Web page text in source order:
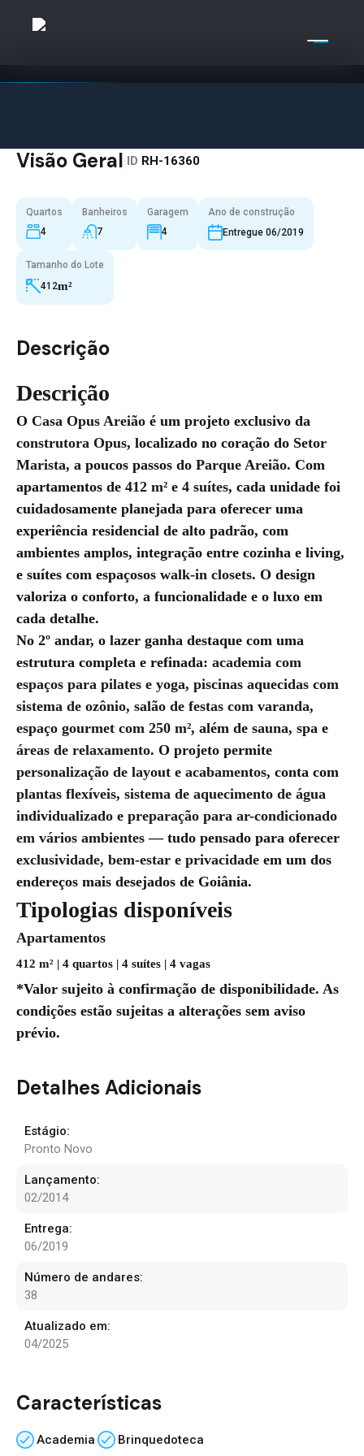
Visão Geral ID RH-16360
Quartos
4
Banheiros
7
Garagem
4
Ano de construção
Entregue 06/2019
Tamanho do Lote
412m²
Descrição
Descrição
O Casa Opus Areião é um projeto exclusivo da
construtora Opus, localizado no coração do Setor
Marista, a poucos passos do Parque Areião. Com
apartamentos de 412 m² e 4 suítes, cada unidade foi
cuidadosamente planejada para oferecer uma
experiência residencial de alto padrão, com
ambientes amplos, integração entre cozinha e living,
e suítes com espaçosos walk-in closets. O design
valoriza o conforto, a funcionalidade e o luxo em
cada detalhe.
No 2º andar, o lazer ganha destaque com uma
estrutura completa e refinada: academia com
espaços para pilates e yoga, piscinas aquecidas com
sistema de ozônio, salão de festas com varanda,
espaço gourmet com 250 m², além de sauna, spa e
áreas de relaxamento. O projeto permite
personalização de layout e acabamentos, conta com
plantas flexíveis, sistema de aquecimento de água
individualizado e preparação para ar-condicionado
em vários ambientes — tudo pensado para oferecer
exclusividade, bem-estar e privacidade em um dos
endereços mais desejados de Goiânia.
Tipologias disponíveis
Apartamentos
412 m² | 4 quartos | 4 suítes | 4 vagas
*Valor sujeito à confirmação de disponibilidade. As
condições estão sujeitas a alterações sem aviso
prévio.
Detalhes Adicionais
Estágio:
Pronto Novo
Lançamento:
02/2014
Entrega:
06/2019
Número de andares:
38
Atualizado em:
04/2025
Características
Academia Brinquedoteca